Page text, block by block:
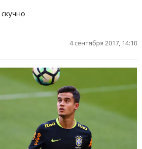
4 сентября 2017, 14:10